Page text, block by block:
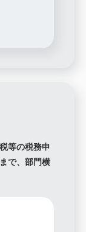
等の税務申
で、部門横